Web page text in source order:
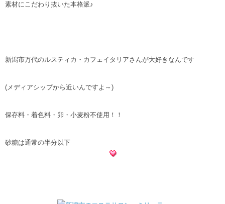
素材にこだわり抜いた本格派♪
新潟市万代のルスティカ・カフェイタリアさんが大好きなんです
(メディアシップから近いんですよ～)
保存料・着色料・卵・小麦粉不使用！！
砂糖は通常の半分以下